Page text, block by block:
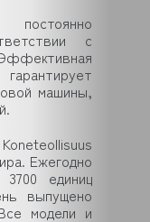
с
машины,
Ежегодно
3700 единиц
выпущено
модели и